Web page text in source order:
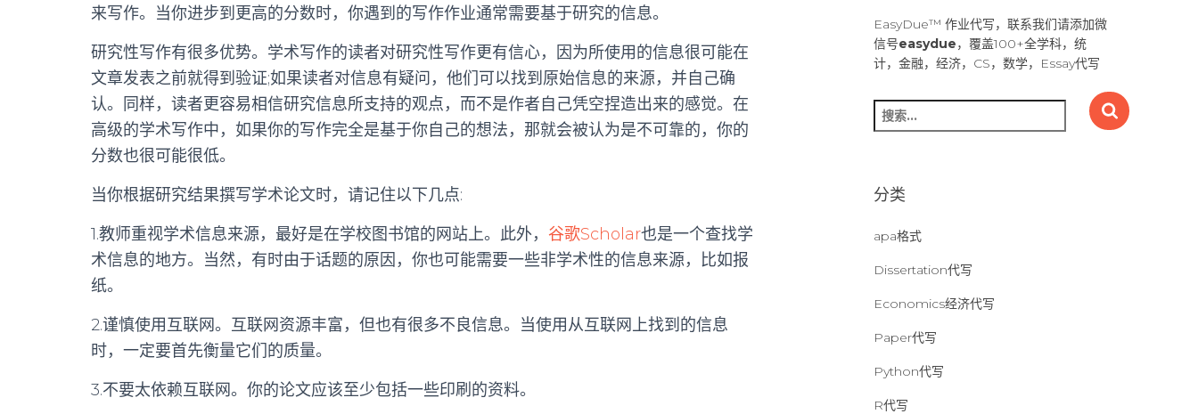
来写作。当你进步到更高的分数时，你遇到的写作作业通常需要基于研究的信息。
研究性写作有很多优势。学术写作的读者对研究性写作更有信心，因为所使用的信息很可能在
文章发表之前就得到验证;如果读者对信息有疑问，他们可以找到原始信息的来源，并自己确
认。同样，读者更容易相信研究信息所支持的观点，而不是作者自己凭空捏造出来的感觉。在
高级的学术写作中，如果你的写作完全是基于你自己的想法，那就会被认为是不可靠的，你的
分数也很可能很低。
当你根据研究结果撰写学术论文时，请记住以下几点:
1.教师重视学术信息来源，最好是在学校图书馆的网站上。此外， 谷歌Scholar也是一个查找学
术信息的地方。当然，有时由于话题的原因，你也可能需要一些非学术性的信息来源，比如报
纸。
2.谨慎使用互联网。互联网资源丰富，但也有很多不良信息。当使用从互联网上找到的信息
时，一定要首先衡量它们的质量。
3.不要太依赖互联网。你的论文应该至少包括一些印刷的资料。
EasyDue™ 作业代写，联系我们请添加微
信号easydue，覆盖100+全学科，统
计，金融，经济，CS，数学，Essay代写
搜
索
分类
apa格式
Dissertation代写
Economics经济代写
Paper代写
Python代写
R代写